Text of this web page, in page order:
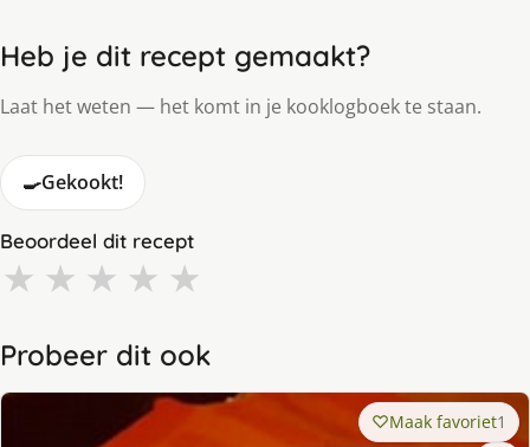
Heb je dit recept gemaakt?
Laat het weten — het komt in je kooklogboek te staan.
🍳Gekookt!
Beoordeel dit recept
★ ★ ★ ★ ★
Probeer dit ook
Maak favoriet1